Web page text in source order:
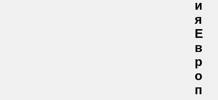
И
Я
Е
В
Р
О
П